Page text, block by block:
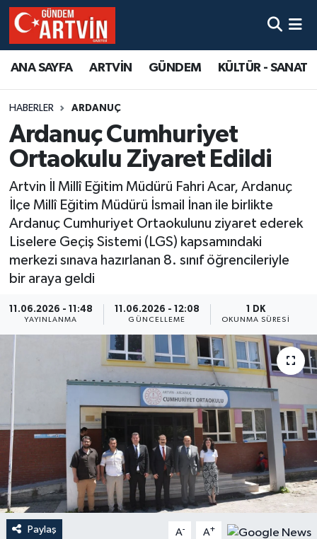
ANA SAYFA ARTVİN GÜNDEM KÜLTÜR - SANAT
HABERLER ARDANUÇ
Ardanuç Cumhuriyet
Ortaokulu Ziyaret Edildi
Artvin İl Millî Eğitim Müdürü Fahri Acar, Ardanuç
İlçe Millî Eğitim Müdürü İsmail İnan ile birlikte
Ardanuç Cumhuriyet Ortaokulunu ziyaret ederek
Liselere Geçiş Sistemi (LGS) kapsamındaki
merkezi sınava hazırlanan 8. sınıf öğrencileriyle
bir araya geldi
11.06.2026 - 11:48
YAYINLANMA
11.06.2026 - 12:08
GÜNCELLEME
1 DK
OKUNMA SÜRESI
Paylaş A- A+